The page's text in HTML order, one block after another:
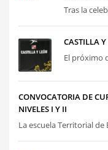
Tras la
CASTILLA
El próximo
CONVOCATORIA DE
NIVELES I Y II
La escuela Territorial